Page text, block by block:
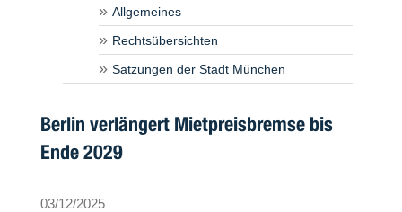
Allgemeines
Rechtsübersichten
Satzungen der Stadt München
Berlin verlängert Mietpreisbremse bis
Ende 2029
03/12/2025